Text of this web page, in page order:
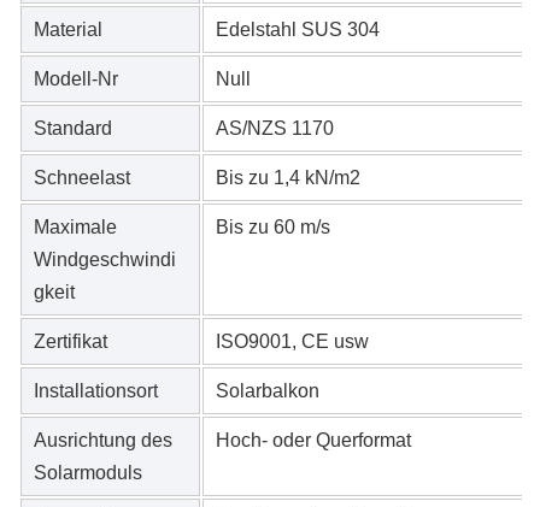
Material Edelstahl SUS 304
Modell-Nr Null
Standard AS/NZS 1170
Schneelast Bis zu 1,4 kN/m2
Maximale
Windgeschwindi
gkeit
Bis zu 60 m/s
Zertifikat ISO9001, CE usw
Installationsort Solarbalkon
Ausrichtung des
Solarmoduls
Hoch- oder Querformat